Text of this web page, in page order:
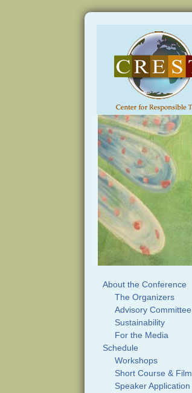
About the Conference
The Organizers
Advisory Committee
Sustainability
For the Media
Schedule
Workshops
Short Course & Film
Speaker Application